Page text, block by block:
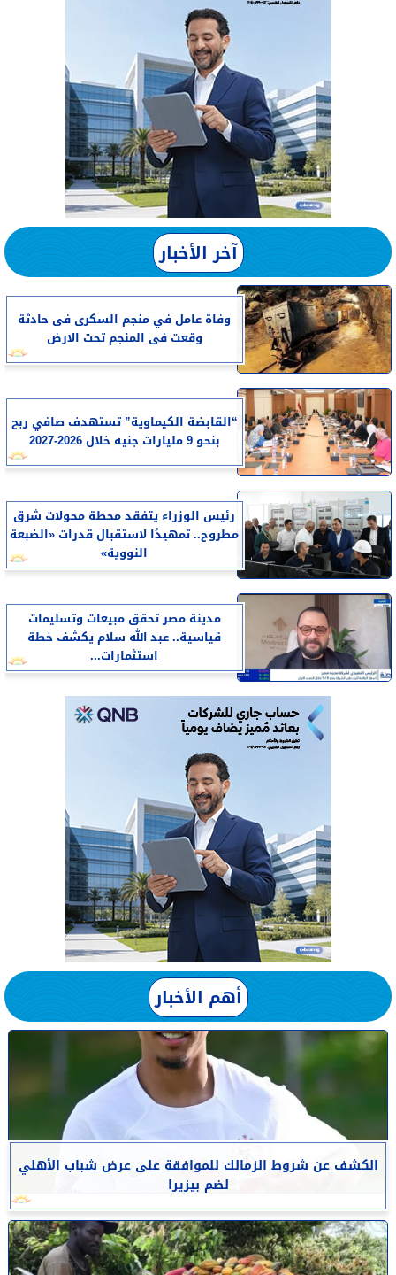
آخر الأخبار
وفاة عامل في منجم السكرى فى حادثة
وقعت فى المنجم تحت الارض
“القابضة الكيماوية” تستهدف صافي ربح
بنحو 9 مليارات جنيه خلال 2026-2027
رئيس الوزراء يتفقد محطة محولات شرق
مطروح.. تمهيدًا لاستقبال قدرات «الضبعة
النووية»
مدينة مصر تحقق مبيعات وتسليمات
قياسية.. عبد الله سلام يكشف خطة
استثمارات...
أهم الأخبار
الكشف عن شروط الزمالك للموافقة على عرض شباب الأهلي
لضم بيزيرا